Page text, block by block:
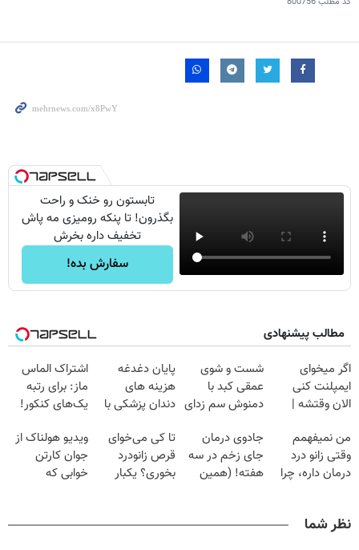
تابستون رو خنک و راحت
بگذرون! تا پنکه رومیزی مه پاش
تخفیف داره بخرش
سفارش بده!
مطالب پیشنهادی
اگر میخوای
ایمپلنت کنی
الان وقتشه |
میلیون تومان!!!
شست و شوی
عمقی کبد با
دمنوش سم زدای
پایان دغدغه
هزینه های
دندان پزشکی با
خانگی
اشتراک الماس
ماز: برای رتبه
یک‌های کنکور!
من نمیفهمم
وقتی زانو درد
درمان داره، چرا
جادوی درمان
جای زخم در سه
هفته! (همین
تا کی می‌خوای
قرص زانودرد
بخوری؟ یکبار
ویدیو هولناک از
جوان کارتن
خوابی که
نظر شما